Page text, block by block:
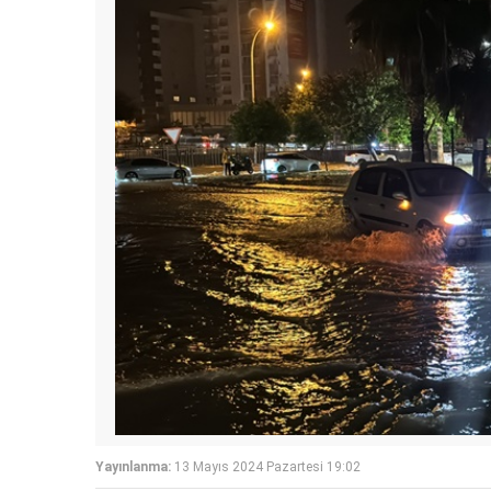
Yayınlanma: 13 Mayıs 2024 Pazartesi 19:02